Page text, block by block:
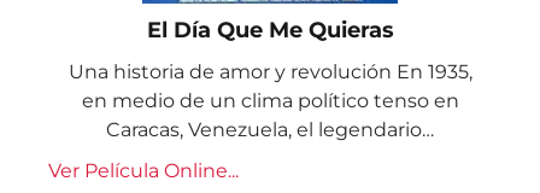
El Día Que Me Quieras
Una historia de amor y revolución En 1935,
en medio de un clima político tenso en
Caracas, Venezuela, el legendario…
Ver Película Online...